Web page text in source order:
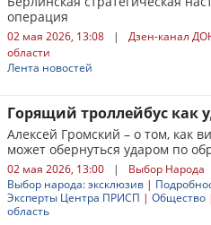
операция
02 мая 2026, 13:08 |
Дзен-канал
области
Лента новостей
Горящий троллейбус как
Алексей Громский – о том, как
может обернуться ударом по
02 мая 2026, 13:00 |
Выбор Народа
Выбор народа: эксклюзив |
Эксперты Центра ПРИСП | Общество |
область